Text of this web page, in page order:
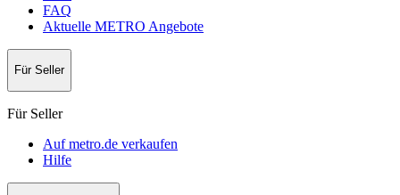
FAQ
Aktuelle METRO Angebote
Für Seller
Für Seller
Auf metro.de verkaufen
Hilfe